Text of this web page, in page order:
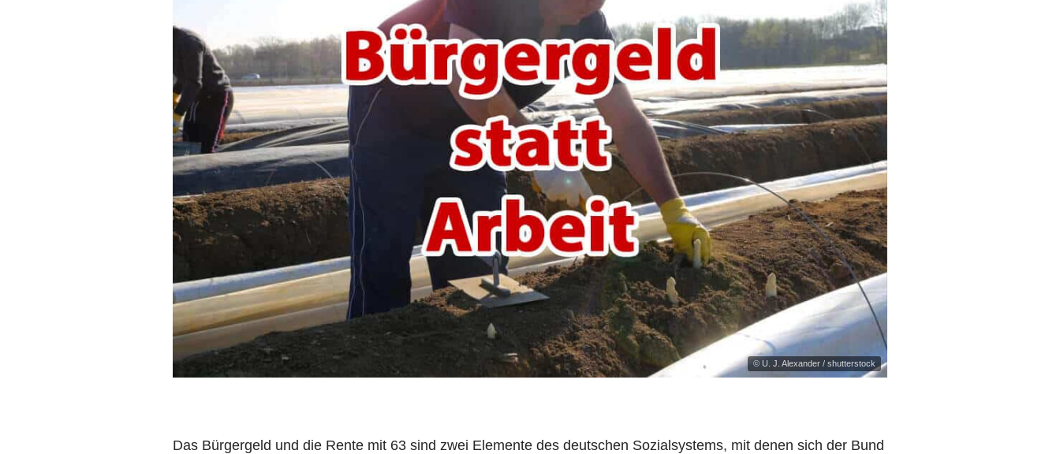
© U. J. Alexander / shutterstock
Das Bürgergeld und die Rente mit 63 sind zwei Elemente des deutschen Sozialsystems, mit denen sich der Bund